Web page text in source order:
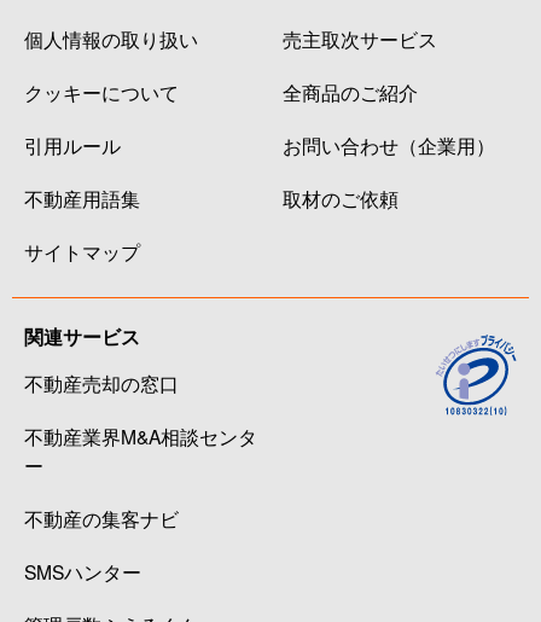
個人情報の取り扱い
クッキーについて
引用ルール
不動産用語集
サイトマップ
売主取次サービス
全商品のご紹介
お問い合わせ（企業用）
取材のご依頼
関連サービス
不動産売却の窓口
不動産業界M&A相談センタ
ー
不動産の集客ナビ
SMSハンター